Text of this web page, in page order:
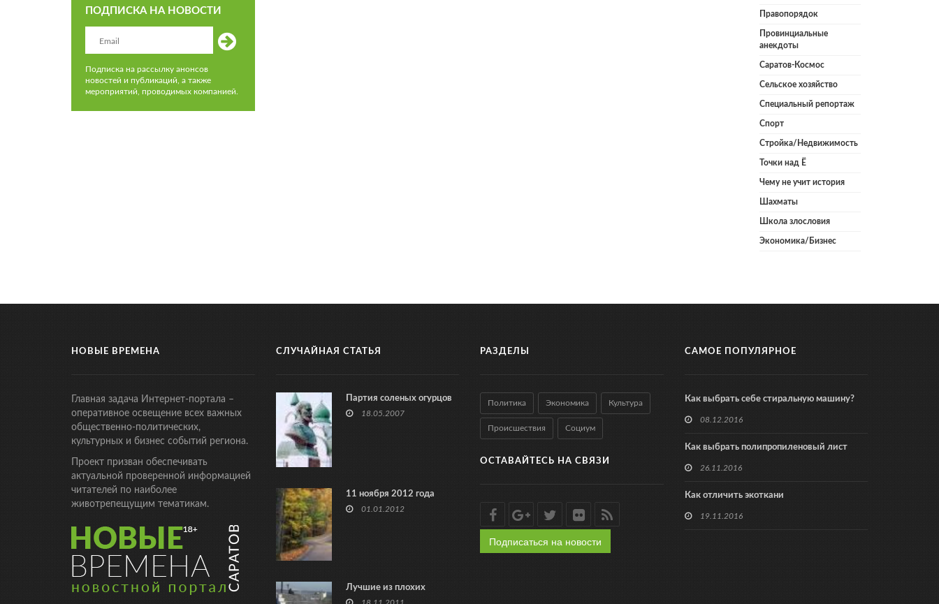
ПОДПИСКА НА НОВОСТИ
Подписка на рассылку анонсов
новостей и публикаций, а также
мероприятий, проводимых компанией.
Правопорядок
Провинциальные
анекдоты
Саратов-Космос
Сельское хозяйство
Специальный репортаж
Спорт
Стройка/Недвижимость
Точки над Ё
Чему не учит история
Шахматы
Школа злословия
Экономика/Бизнес
НОВЫЕ ВРЕМЕНА
Главная задача Интернет-портала –
оперативное освещение всех важных
общественно-политических,
культурных и бизнес событий региона.
Проект призван обеспечивать
актуальной проверенной информацией
читателей по наиболее
животрепещущим тематикам.
СЛУЧАЙНАЯ СТАТЬЯ
Партия соленых огурцов
18.05.2007
11 ноября 2012 года
01.01.2012
Лучшие из плохих
РАЗДЕЛЫ
Политика Экономика Культура
Происшествия Социум
ОСТАВАЙТЕСЬ НА СВЯЗИ
Подписаться на новости
САМОЕ ПОПУЛЯРНОЕ
Как выбрать себе стиральную машину?
08.12.2016
Как выбрать полипропиленовый лист
26.11.2016
Как отличить экоткани
19.11.2016